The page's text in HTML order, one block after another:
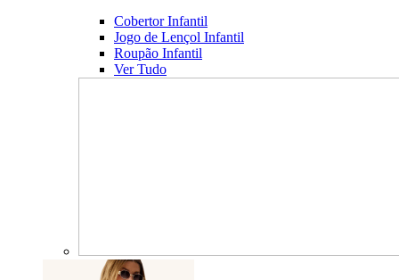
Cobertor Infantil
Jogo de Lençol Infantil
Roupão Infantil
Ver Tudo